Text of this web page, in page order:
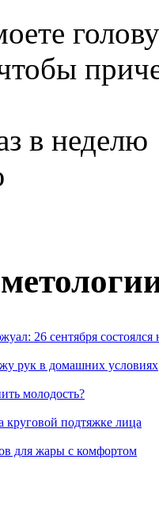
в неделю
26 сентября
рук в домашних условиях
молодость?
круговой подтяжке лица
для жары с комфортом